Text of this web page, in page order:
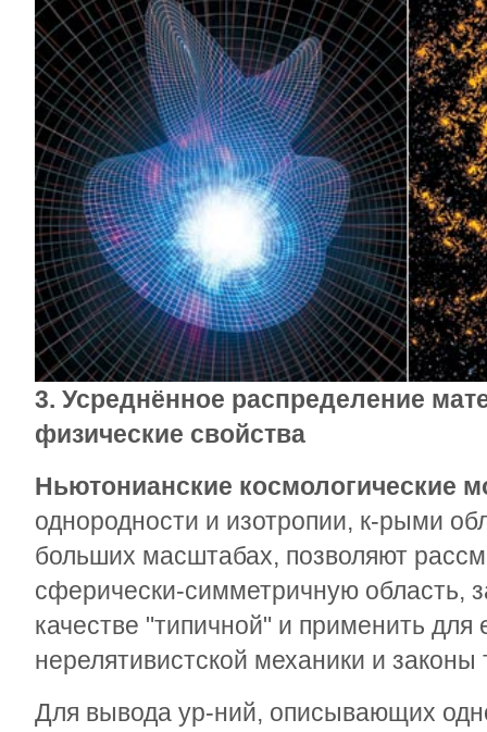
3. Усреднённое распределение
физические свойства
Ньютонианские космологические
однородности и изотропии, к-рыми
больших масштабах, позволяют
сферически-симметричную область,
качестве "типичной" и применить для
нерелятивистской механики и законы
Для вывода ур-ний, описывающих